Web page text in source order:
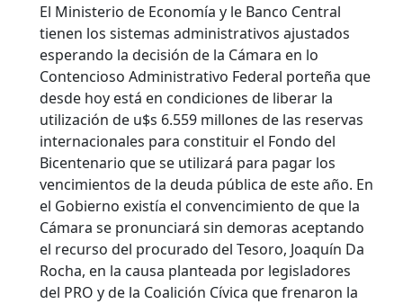
El Ministerio de Economía y le Banco Central
tienen los sistemas administrativos ajustados
esperando la decisión de la Cámara en lo
Contencioso Administrativo Federal porteña que
desde hoy está en condiciones de liberar la
utilización de u$s 6.559 millones de las reservas
internacionales para constituir el Fondo del
Bicentenario que se utilizará para pagar los
vencimientos de la deuda pública de este año. En
el Gobierno existía el convencimiento de que la
Cámara se pronunciará sin demoras aceptando
el recurso del procurado del Tesoro, Joaquín Da
Rocha, en la causa planteada por legisladores
del PRO y de la Coalición Cívica que frenaron la